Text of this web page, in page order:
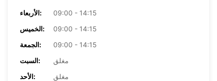
الأربعاء:
09:00 - 14:15
الخميس:
09:00 - 14:15
الجمعة:
09:00 - 14:15
السبت:
مغلق
الأحد:
مغلق